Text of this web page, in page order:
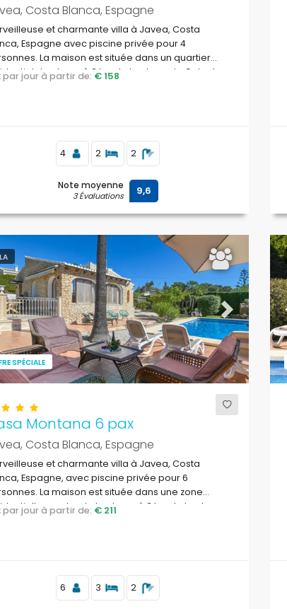
Costa Blanca, Espagne
et charmante villa à Javea, Costa
Espagne avec piscine privée pour 4
La maison est située dans un quartier
de plage, à 3 km de la plage de Cala de
par jour à partir de: € 158
4 2 2
Note moyenne
3 Évaluations 9,6
SPÉCIALE
Next
Montana 6 pax
Costa Blanca, Espagne
et charmante villa à Javea, Costa
Espagne, avec piscine privée pour 6
La maison est située dans une zone
proche de la plage, à 3 km de la plage
par jour à partir de: € 211
6 3 2